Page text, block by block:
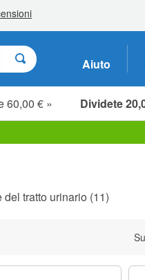
Aiuto
60,00 € » Dividete
del tratto urinario (11)